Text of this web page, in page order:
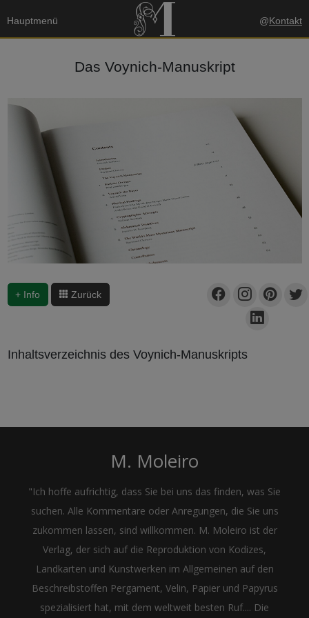
Hauptmenü @Kontakt
Das Voynich-Manuskript
+ Info Zurück
Inhaltsverzeichnis des Voynich-Manuskripts
M. Moleiro
"Ich hoffe aufrichtig, dass Sie bei uns das finden, was Sie
suchen. Alle Kommentare oder Anregungen, die Sie uns
zukommen lassen, sind willkommen. M. Moleiro ist der
Verlag, der sich auf die Reproduktion von Kodizes,
Landkarten und Kunstwerken im Allgemeinen auf den
Beschreibstoffen Pergament, Velin, Papier und Papyrus
spezialisiert hat, mit dem weltweit besten Ruf.... Die